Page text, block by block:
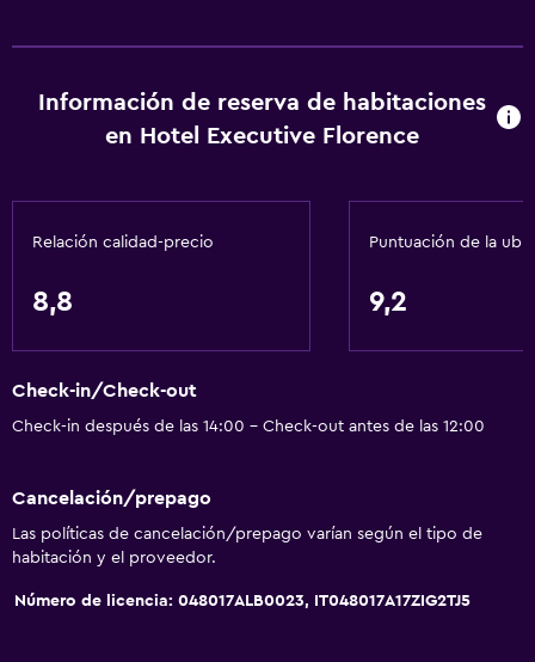
Información de reserva de habitaciones
en Hotel Executive Florence
Relación calidad-precio
8,8
Puntuación de la
9,2
Check-in/Check-out
Check-in después de las 14:00 - Check-out antes de las 12:00
Cancelación/prepago
Las políticas de cancelación/prepago varían según el tipo de
habitación y el proveedor.
Número de licencia: 048017ALB0023, IT048017A17ZIG2TJ5